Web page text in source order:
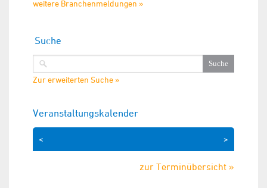
weitere Branchenmeldungen »
Suche
Zur erweiterten Suche »
Veranstaltungskalender
>
<
zur Terminübersicht »